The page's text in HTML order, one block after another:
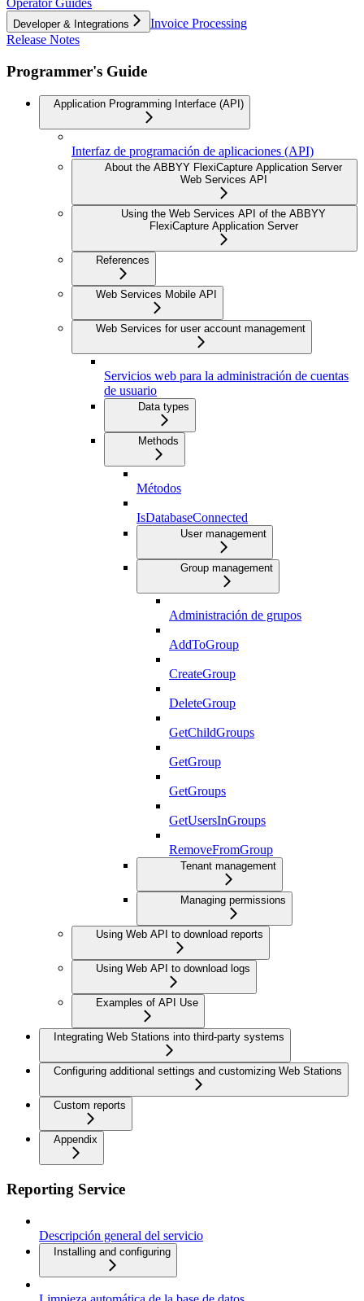
Developer & Integrations
Invoice Processing
Release Notes
Programmer's Guide
Application Programming Interface (API)
Interfaz de programación de aplicaciones (API)
About the ABBYY FlexiCapture Application Server
Web Services API
Using the Web Services API of the ABBYY
FlexiCapture Application Server
References
Web Services Mobile API
Web Services for user account management
Servicios web para la administración de cuentas
de usuario
Data types
Methods
Métodos
IsDatabaseConnected
User management
Group management
Administración de grupos
AddToGroup
CreateGroup
DeleteGroup
GetChildGroups
GetGroup
GetGroups
GetUsersInGroups
RemoveFromGroup
Tenant management
Managing permissions
Using Web API to download reports
Using Web API to download logs
Examples of API Use
Integrating Web Stations into third-party systems
Configuring additional settings and customizing Web Stations
Custom reports
Appendix
Reporting Service
Descripción general del servicio
Installing and configuring